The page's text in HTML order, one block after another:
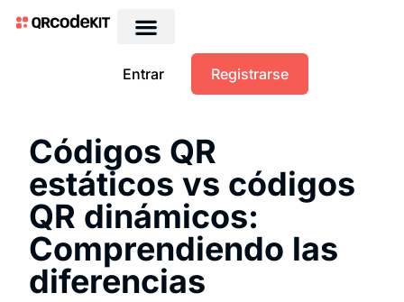
Entrar Registrarse
Códigos QR
estáticos vs códigos
QR dinámicos:
Comprendiendo las
diferencias